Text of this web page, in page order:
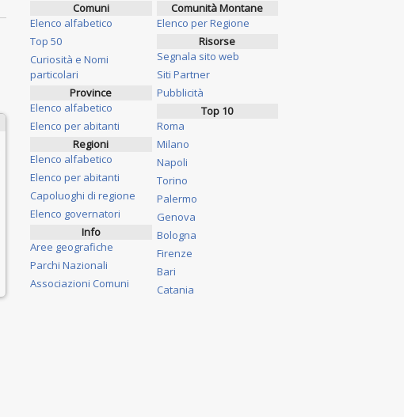
Comuni
Elenco alfabetico
Top 50
Curiosità e Nomi
particolari
Province
Elenco alfabetico
Elenco per abitanti
Regioni
Elenco alfabetico
Elenco per abitanti
Capoluoghi di regione
Elenco governatori
Info
Aree geografiche
Parchi Nazionali
Associazioni Comuni
Comunità Montane
Elenco per Regione
Risorse
Segnala sito web
Siti Partner
Pubblicità
Top 10
Roma
Milano
Napoli
Torino
Palermo
Genova
Bologna
Firenze
Bari
Catania